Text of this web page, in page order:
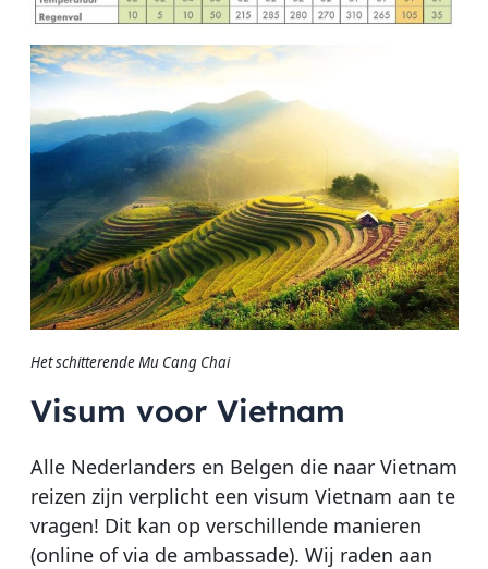
Het schitterende Mu Cang Chai
Visum voor Vietnam
Alle Nederlanders en Belgen die naar Vietnam
reizen zijn verplicht een visum Vietnam aan te
vragen! Dit kan op verschillende manieren
(online of via de ambassade). Wij raden aan